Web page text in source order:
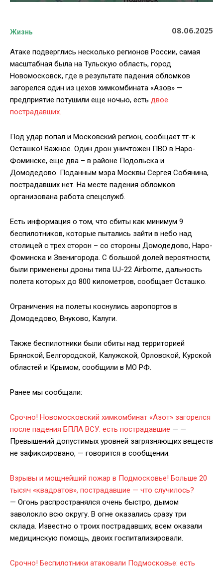
Жизнь 08.06.2025
Атаке подверглись несколько регионов России, самая
масштабная была на Тульскую область, город
Новомосковск, где в результате падения обломков
загорелся один из цехов химкомбината «Азов» —
предприятие потушили еще ночью, есть двое
пострадавших.
Под удар попал и Московский регион, сообщает тг-к
Осташко! Важное. Один дрон уничтожен ПВО в Наро-
Фоминске, еще два – в районе Подольска и
Домодедово. Поданным мэра Москвы Сергея Собянина,
пострадавших нет. На месте падения обломков
организована работа спецслужб.
Есть информация о том, что сбиты как минимум 9
беспилотников, которые пытались зайти в небо над
столицей с трех сторон – со стороны Домодедово, Наро-
Фоминска и Звенигорода. С большой долей вероятности,
были применены дроны типа UJ-22 Airborne, дальность
полета которых до 800 километров, сообщает Осташко.
Ограничения на полеты коснулись аэропортов в
Домодедово, Внуково, Калуги.
Также беспилотники были сбиты над территорией
Брянской, Белгородской, Калужской, Орловской, Курской
областей и Крымом, сообщили в МО РФ.
Ранее мы сообщали:
Срочно! Новомосковский химкомбинат «Азот» загорелся
после падения БПЛА ВСУ: есть пострадавшие — —
Превышений допустимых уровней загрязняющих веществ
не зафиксировано, — говорится в сообщении.
Взрывы и мощнейший пожар в Подмосковье! Больше 20
тысяч «квадратов», пострадавшие — что случилось?
— Огонь распространялся очень быстро, дымом
заволокло всю округу. В огне оказались сразу три
склада. Известно о троих пострадавших, всем оказали
медицинскую помощь, двоих госпитализировали.
Срочно! Беспилотники атаковали Подмосковье: есть